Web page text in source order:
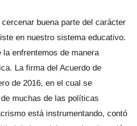
buena parte del carácter
en nuestro sistema educativo.
la enfrentemos de manera
La firma del Acuerdo de
de 2016, en el cual se
muchas de las políticas
está instrumentando, contó